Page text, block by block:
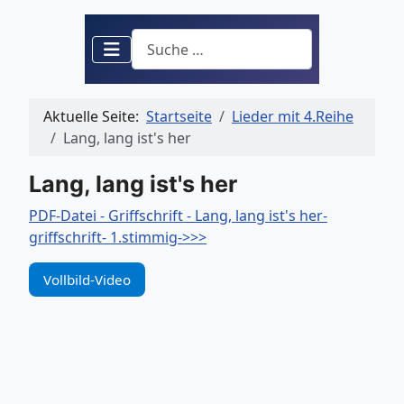
Suchen
Aktuelle Seite: Startseite
Lieder mit 4.Reihe
Lang, lang ist's her
Lang, lang ist's her
PDF-Datei - Griffschrift - Lang, lang ist's her-
griffschrift- 1.stimmig->>>
Vollbild-Video